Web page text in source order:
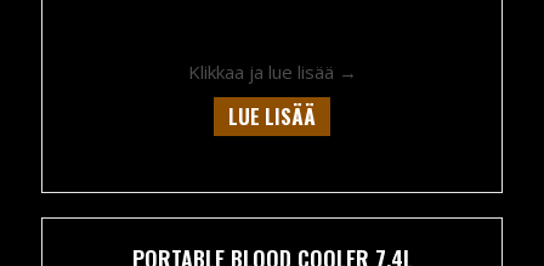
Klikkaa ja lue lisää →
LUE LISÄÄ
PORTABLE BLOOD COOLER 7.4L